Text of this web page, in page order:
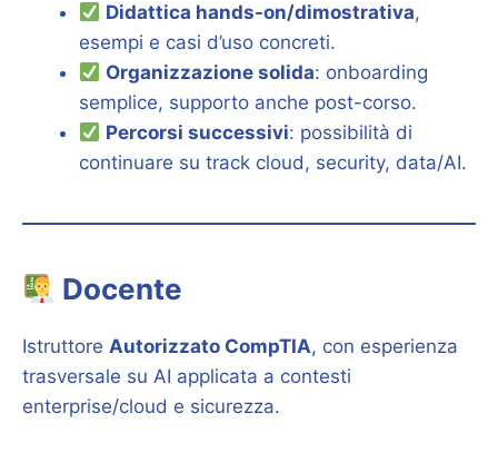
Didattica hands-on/dimostrativa,
esempi e casi d’uso concreti.
Organizzazione solida: onboarding
semplice, supporto anche post-corso.
Percorsi successivi: possibilità di
continuare su track cloud, security, data/AI.
Docente
Istruttore Autorizzato CompTIA, con esperienza
trasversale su AI applicata a contesti
enterprise/cloud e sicurezza.